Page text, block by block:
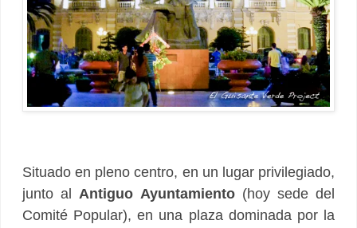
Situado en pleno centro, en un lugar privilegiado,
junto alAntiguo Ayuntamiento(hoy sede del
Comité Popular), en una plaza dominada por la